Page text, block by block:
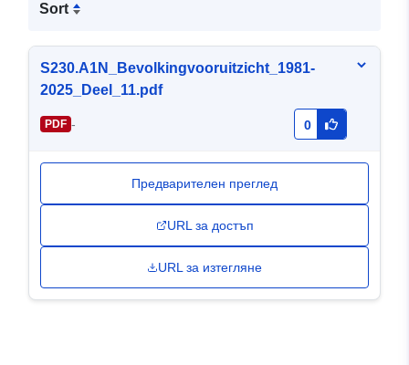
Sort
S230.A1N_Bevolkingvooruitzicht_1981-
2025_Deel_11.pdf
PDF - 0
Предварителен преглед
URL за достъп
URL за изтегляне